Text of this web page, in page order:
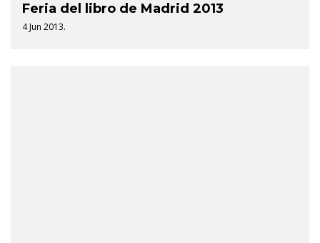
Feria del libro de Madrid 2013
4 Jun 2013.